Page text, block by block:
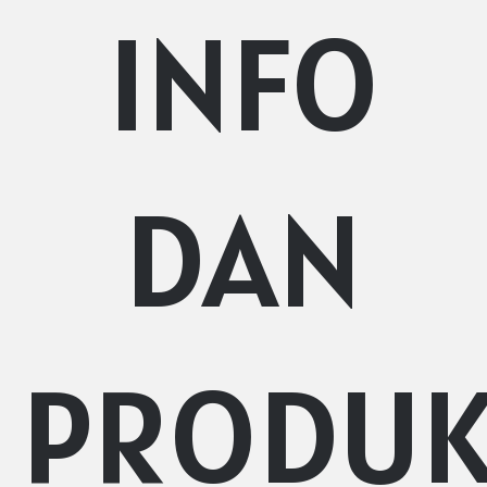
INFO
DAN